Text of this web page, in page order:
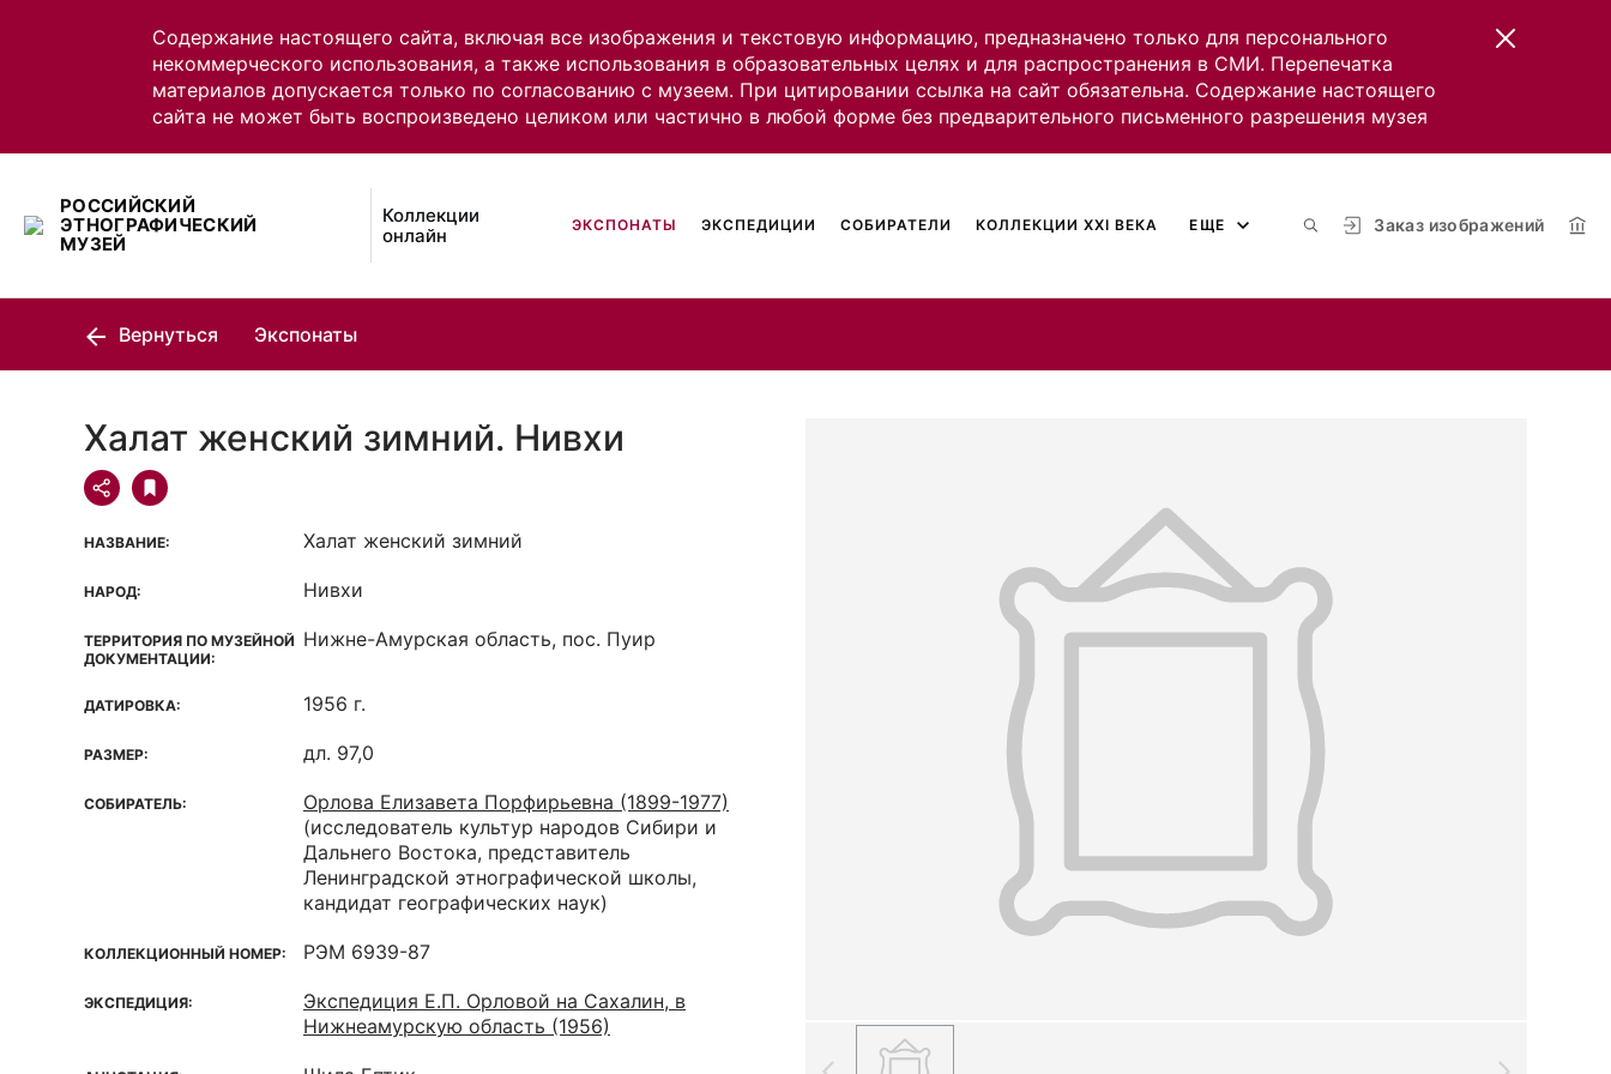
Содержание настоящего сайта, включая все изображения и текстовую информацию, предназначено только для персонального
некоммерческого использования, а также использования в образовательных целях и для распространения в СМИ. Перепечатка
материалов допускается только по согласованию с музеем. При цитировании ссылка на сайт обязательна. Содержание настоящего
сайта не может быть воспроизведено целиком или частично в любой форме без предварительного письменного разрешения музея
РОССИЙСКИЙ
ЭТНОГРАФИЧЕСКИЙ
МУЗЕЙ
Коллекции
онлайн
Заказ изображений
ЭКСПОНАТЫ ЭКСПЕДИЦИИ СОБИРАТЕЛИ КОЛЛЕКЦИИ XXI ВЕКА ЕЩЕ
Вернуться Экспонаты
Халат женский зимний. Нивхи
НАЗВАНИЕ: Халат женский зимний
НАРОД: Нивхи
ТЕРРИТОРИЯ ПО МУЗЕЙНОЙ
ДОКУМЕНТАЦИИ:
Нижне-Амурская область, пос. Пуир
ДАТИРОВКА: 1956 г.
РАЗМЕР: дл. 97,0
СОБИРАТЕЛЬ:
Орлова Елизавета Порфирьевна (1899-1977)
(исследователь культур народов Сибири и
Дальнего Востока, представитель
Ленинградской этнографической школы,
кандидат географических наук)
КОЛЛЕКЦИОННЫЙ НОМЕР: РЭМ 6939-87
ЭКСПЕДИЦИЯ:
Экспедиция Е.П. Орловой на Сахалин, в
Нижнеамурскую область (1956)